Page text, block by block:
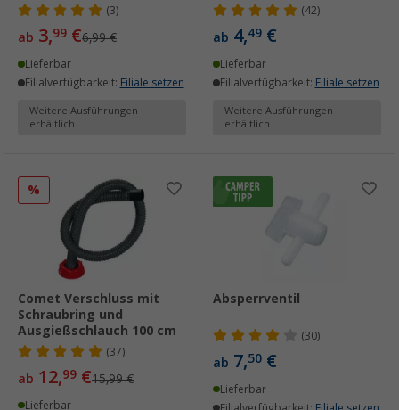
(3)
ab 3,99 €6,99 €
Lieferbar
Filialverfügbarkeit: Filiale setzen
Weitere Ausführungen
erhältlich
(42)
ab 4,49 €
Lieferbar
Filialverfügbarkeit: Filiale setzen
Weitere Ausführungen
erhältlich
%
Comet Verschluss mit
Schraubring und
Ausgießschlauch 100 cm
(37)
ab 12,99 €15,99 €
Lieferbar
Absperrventil
(30)
ab 7,50 €
Lieferbar